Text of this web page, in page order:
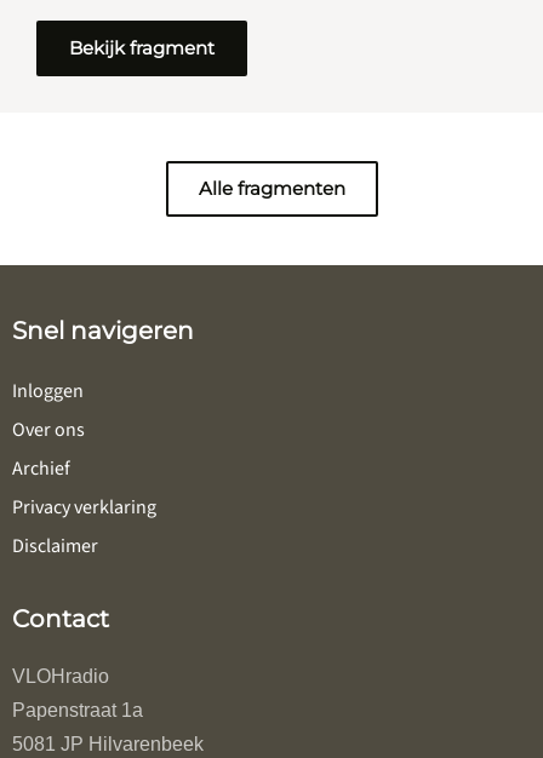
Bekijk fragment
Alle fragmenten
Snel navigeren
Inloggen
Over ons
Archief
Privacy verklaring
Disclaimer
Contact
VLOHradio
Papenstraat 1a
5081 JP Hilvarenbeek